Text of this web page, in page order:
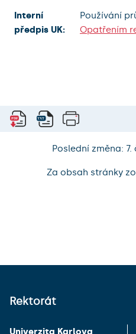
Interní
předpis UK:
Používání
Opatřením
Poslední změna: 7.
Za obsah stránky
Rektorát
Univerzita Karlova